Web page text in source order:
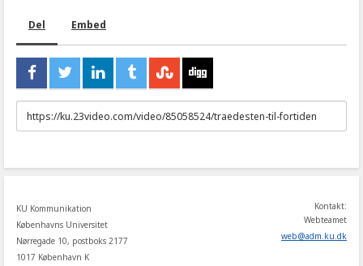
Del Embed
URL
to
KU Kommunikation
Københavns Universitet
Nørregade 10, postboks 2177
1017 København K
Kontakt:
Webteamet
web@adm.ku.dk